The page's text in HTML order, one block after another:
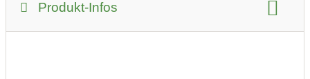
Produkt-Infos